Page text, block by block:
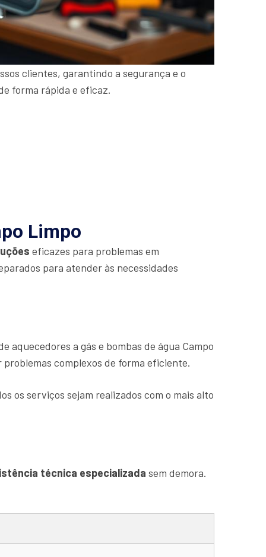
clientes, garantindo a segurança e o
forma rápida e eficaz.
Limpo
eficazes para problemas em
para atender às necessidades
aquecedores a gás e bombas de água Campo
complexos de forma eficiente.
os serviços sejam realizados com o mais alto
técnica especializada sem demora.